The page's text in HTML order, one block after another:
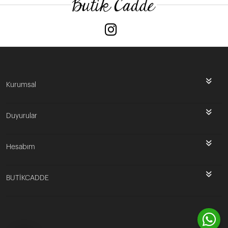
Kurumsal
Duyurular
Hesabım
BUTİKCADDE